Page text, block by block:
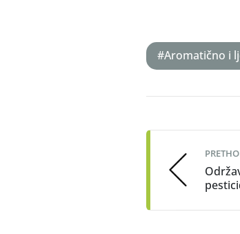
#Aromatično i
navigation